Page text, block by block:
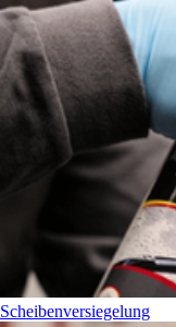
Scheibenversiegelung